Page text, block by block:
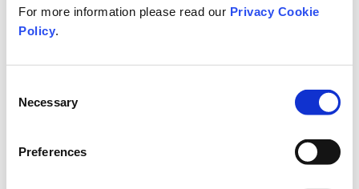
For more information please read our Privacy Cookie
Policy.
Selection
Necessary
Preferences
Deneyiminizi iyileştirmek için şu anda
planlanmış bakım yapıyoruz. Merak
etmeyin, kısa süre içinde tekrar çevrimiçi